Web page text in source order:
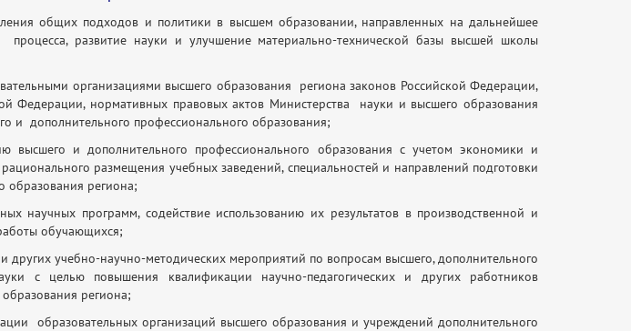
общих подходов и политики в высшем образовании, направленных на дальнейшее
процесса, развитие науки и улучшение материально-технической базы высшей школы
организациями высшего образования региона законов Российской Федерации,
Федерации, нормативных правовых актов Министерства науки и высшего образования
и дополнительного профессионального образования;
высшего и дополнительного профессионального образования с учетом экономики и
размещения учебных заведений, специальностей и направлений подготовки
образования региона;
научных программ, содействие использованию их результатов в производственной и
обучающихся;
других учебно-научно-методических мероприятий по вопросам высшего, дополнительного
с целью повышения квалификации научно-педагогических и других работников
региона;
образовательных организаций высшего образования и учреждений дополнительного